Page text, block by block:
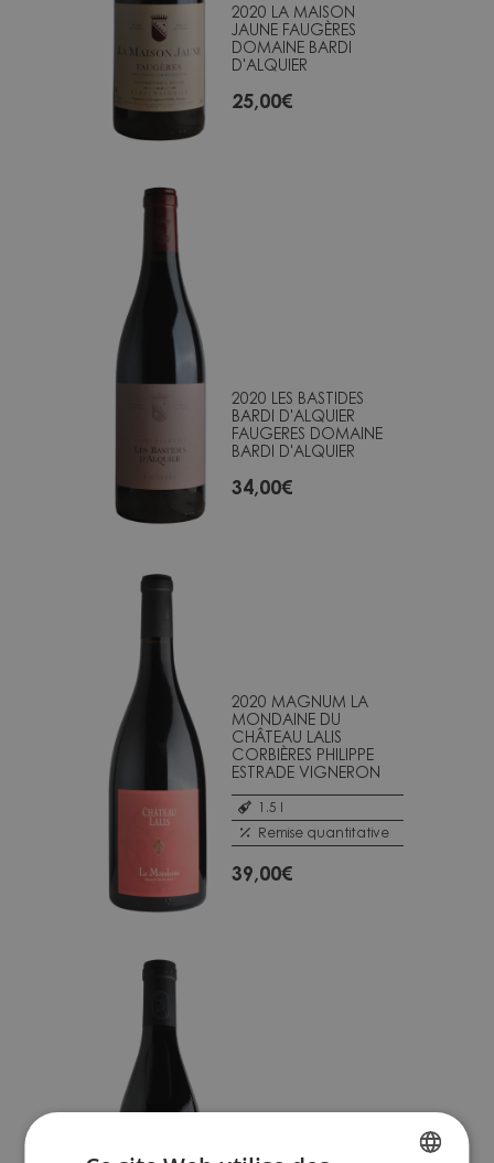
2020 LA MAISON
JAUNE FAUGÈRES
DOMAINE BARDI
D'ALQUIER
25,00€
2020 LES BASTIDES
BARDI D'ALQUIER
FAUGERES DOMAINE
BARDI D'ALQUIER
34,00€
2020 MAGNUM LA
MONDAINE DU
CHÂTEAU LALIS
CORBIÈRES PHILIPPE
ESTRADE VIGNERON
1.5 l
Remise quantitative
39,00€